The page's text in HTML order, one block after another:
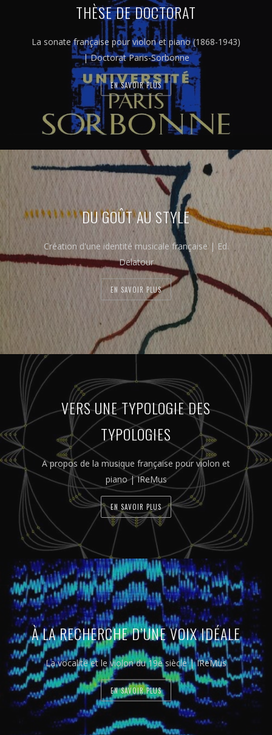
THÈSE DE DOCTORAT
La sonate française pour violon et piano (1868-1943)
| Doctorat Paris-Sorbonne
EN SAVOIR PLUS
DU GOÛT AU STYLE
Création d'une identité musicale française | Ed.
Delatour
EN SAVOIR PLUS
VERS UNE TYPOLOGIE DES
TYPOLOGIES
A propos de la musique française pour violon et
piano | IReMus
EN SAVOIR PLUS
À LA RECHERCHE D’UNE VOIX IDÉALE
La vocalité et le violon du 19e siècle | IReMus
EN SAVOIR PLUS